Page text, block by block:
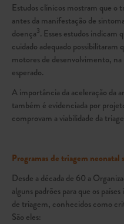
Estudos clínicos mostram que
antes da manifestação de
doença3. Esses estudos
cuidado adequado possibilitaram
motores de desenvolvimento,
esperado.
A importância da aceleração da
também é evidenciada por
comprovam a viabilidade da
Programas de triagem
Desde a década de 60 a
alguns padrões para que os
de triagem, conhecidos como
São eles: